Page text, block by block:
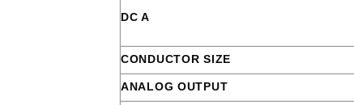
DC A
CONDUCTOR SIZE
ANALOG OUTPUT